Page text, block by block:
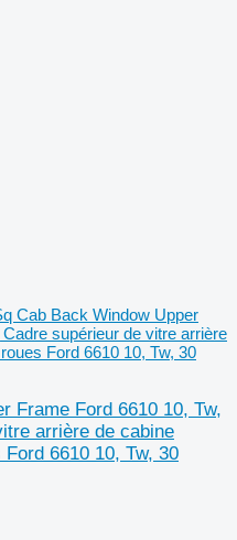
Cab Back Window Upper
supérieur de vitre arrière
Ford 6610 10, Tw, 30
Frame Ford 6610 10, Tw,
arrière de cabine
6610 10, Tw, 30